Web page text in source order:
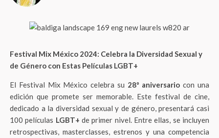
Festival Mix México 2024: Celebra la Diversidad Sexual y
de Género con Estas Películas LGBT+
El Festival Mix México celebra su 28º aniversario con una
edición que promete ser memorable. Este festival de cine,
dedicado a la diversidad sexual y de género, presentará casi
100 películas LGBT+de primer nivel. Entre ellas, se incluyen
retrospectivas, masterclasses, estrenos y una competencia